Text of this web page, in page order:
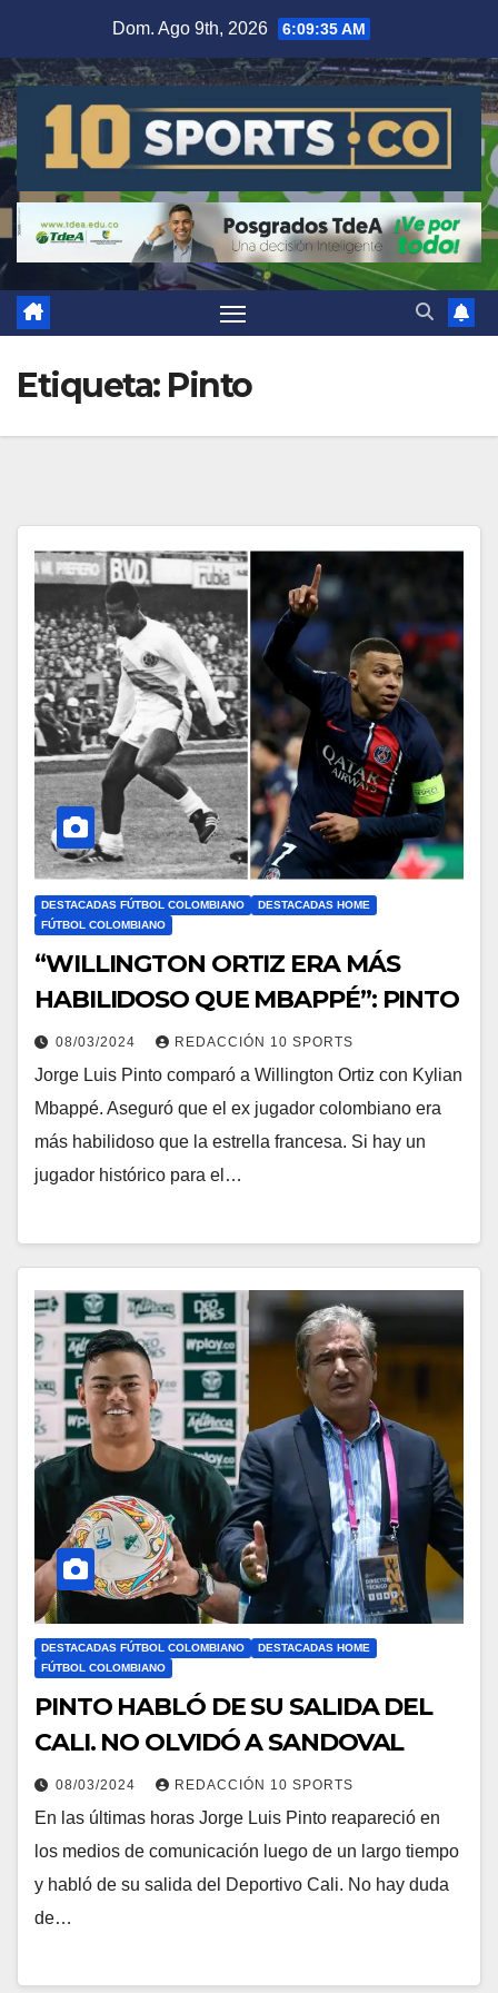
Dom. Ago 9th, 2026 6:09:36 AM
Etiqueta: Pinto
DESTACADAS FÚTBOL COLOMBIANO
DESTACADAS HOME
FÚTBOL COLOMBIANO
“WILLINGTON ORTIZ ERA MÁS
HABILIDOSO QUE MBAPPÉ”: PINTO
08/03/2024 REDACCIÓN 10 SPORTS
Jorge Luis Pinto comparó a Willington Ortiz con Kylian
Mbappé. Aseguró que el ex jugador colombiano era
más habilidoso que la estrella francesa. Si hay un
jugador histórico para el…
DESTACADAS FÚTBOL COLOMBIANO
DESTACADAS HOME
FÚTBOL COLOMBIANO
PINTO HABLÓ DE SU SALIDA DEL
CALI. NO OLVIDÓ A SANDOVAL
08/03/2024 REDACCIÓN 10 SPORTS
En las últimas horas Jorge Luis Pinto reapareció en
los medios de comunicación luego de un largo tiempo
y habló de su salida del Deportivo Cali. No hay duda
de…